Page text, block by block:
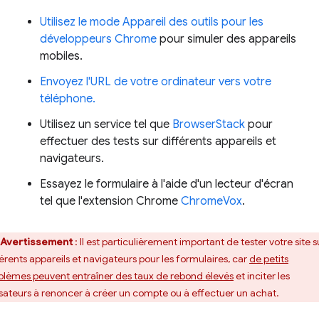
Utilisez le mode Appareil des outils pour les
développeurs Chrome pour simuler des appareils
mobiles.
Envoyez l'URL de votre ordinateur vers votre
téléphone.
Utilisez un service tel que BrowserStack pour
effectuer des tests sur différents appareils et
navigateurs.
Essayez le formulaire à l'aide d'un lecteur d'écran
tel que l'extension Chrome ChromeVox.
Avertissement: Il est particulièrement important de tester votre site
appareils et navigateurs pour les formulaires, carde petits
peuvent entraîner des taux de rebond élevéset inciter les
à renoncer à créer un compte ou à effectuer un achat.